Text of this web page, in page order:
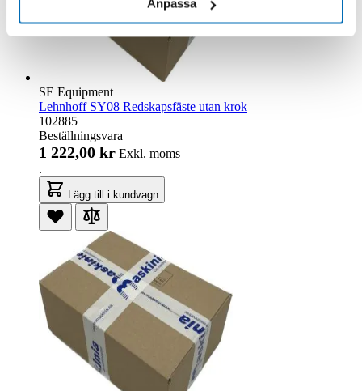
Anpassa
SE Equipment
Lehnhoff SY08 Redskapsfäste utan krok
102885
Beställningsvara
1 222,00 kr Exkl. moms
.
Lägg till i kundvagn